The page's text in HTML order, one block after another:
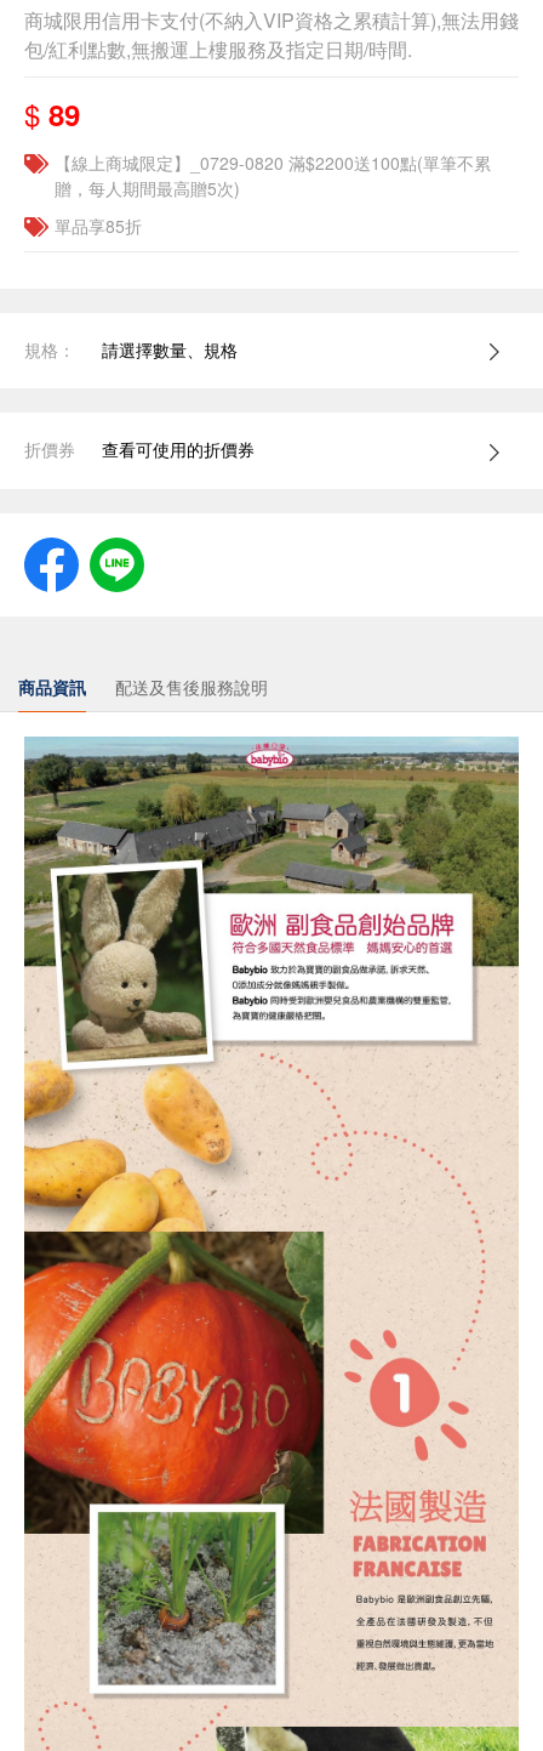
商城限用信用卡支付(不納入VIP資格之累積計算),無法用錢
包/紅利點數,無搬運上樓服務及指定日期/時間.
$ 89
【線上商城限定】_0729-0820 滿$2200送100點(單筆不累
贈，每人期間最高贈5次)
單品享85折
規格： 請選擇數量、規格
折價券 查看可使用的折價券
商品資訊 配送及售後服務說明